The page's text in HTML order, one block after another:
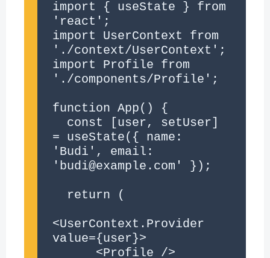
import { useState } from
'react';
import UserContext from
'./context/UserContext';
import Profile from
'./components/Profile';
function App() {
= useState({ name:
'Budi', email:
'budi@example.com' });
<UserContext.Provider
value={user}>